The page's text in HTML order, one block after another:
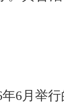
月举行